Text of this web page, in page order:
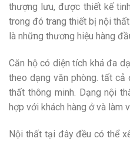
thượng lưu, được thiết kế
trong đó trang thiết bị nội
là những thương hiệu hàng
Căn hộ có diện tích khá đa
theo dạng văn phòng. tất
thất thông minh. Dạng nội
hợp với khách hàng ở và làm
Nội thất tại đây đều có thể